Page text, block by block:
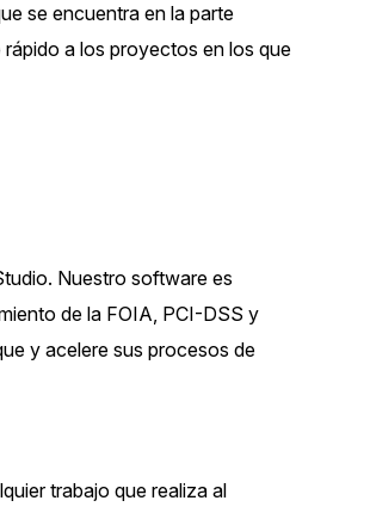
se encuentra en la parte
a los proyectos en los que
Nuestro software es
de la FOIA, PCI-DSS y
y acelere sus procesos de
trabajo que realiza al